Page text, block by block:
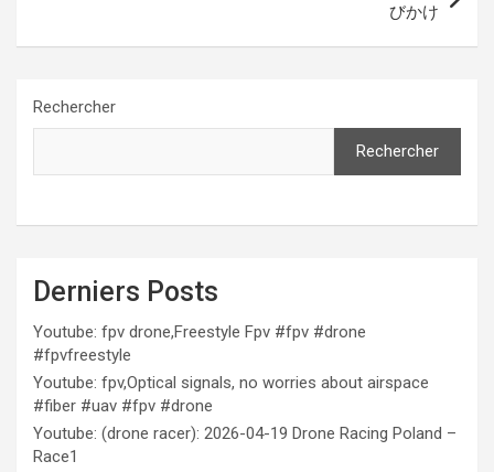
びかけ
Rechercher
Rechercher
Derniers Posts
Youtube: fpv drone,Freestyle Fpv #fpv #drone
#fpvfreestyle
Youtube: fpv,Optical signals, no worries about airspace
#fiber #uav #fpv #drone
Youtube: (drone racer): 2026-04-19 Drone Racing Poland –
Race1